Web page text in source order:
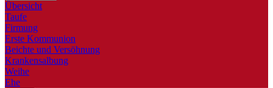
Übersicht
Taufe
Firmung
Erste Kommunion
Beichte und Versöhnung
Krankensalbung
Weihe
Ehe